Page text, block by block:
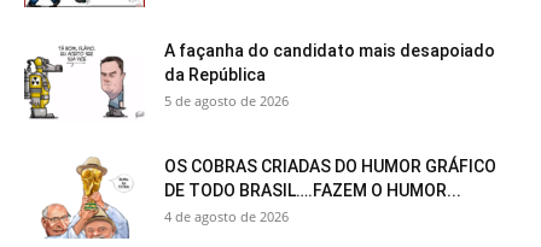
A façanha do candidato mais desapoiado
da República
5 de agosto de 2026
OS COBRAS CRIADAS DO HUMOR GRÁFICO
DE TODO BRASIL….FAZEM O HUMOR...
4 de agosto de 2026